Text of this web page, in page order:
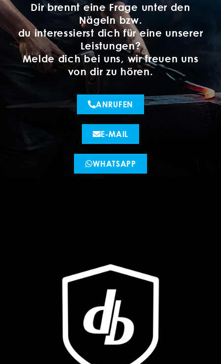
Dir brennt eine Frage unter den
Nägeln bzw.
du interessierst dich für eine unserer
Leistungen?
Melde dich bei uns, wir freuen uns
von dir zu hören.
ANRUFEN
E-MAIL
WHATSAPP